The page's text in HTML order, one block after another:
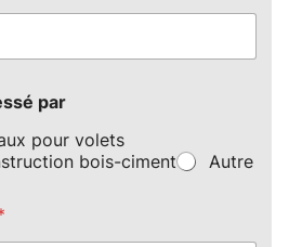
par
pour volets
bois-ciment
Autre